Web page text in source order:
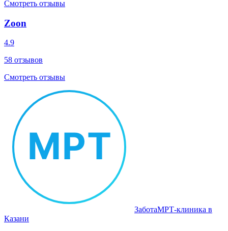
Смотреть отзывы
Zoon
4.9
58 отзывов
Смотреть отзывы
ЗаботаМРТ‑клиника в
Казани